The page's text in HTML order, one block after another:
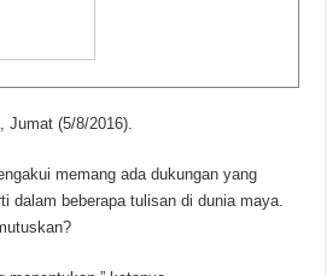
Jumat (5/8/2016).
memang ada dukungan yang
dalam beberapa tulisan di dunia maya.